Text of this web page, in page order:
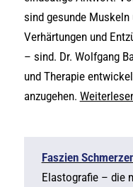
sind gesunde
Verhärtungen und
– sind. Dr. Wolfgang
und Therapie
anzugehen.
Faszien
Elastografie – die